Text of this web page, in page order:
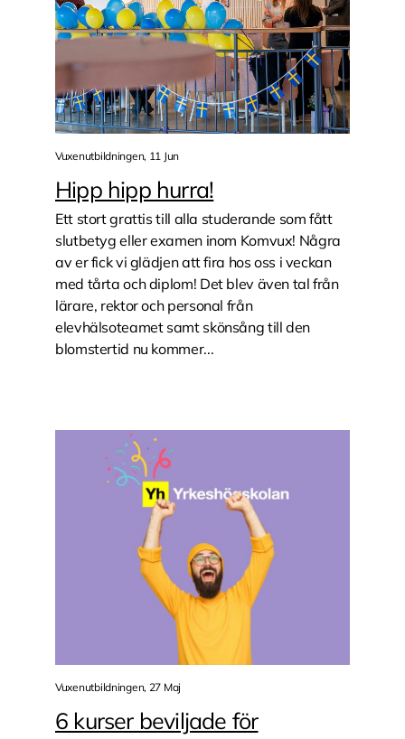
Vuxenutbildningen, 11 Jun
Hipp hipp hurra!
Ett stort grattis till alla studerande som fått
slutbetyg eller examen inom Komvux! Några
av er fick vi glädjen att fira hos oss i veckan
med tårta och diplom! Det blev även tal från
lärare, rektor och personal från
elevhälsoteamet samt skönsång till den
blomstertid nu kommer...
Vuxenutbildningen, 27 Maj
6 kurser beviljade för